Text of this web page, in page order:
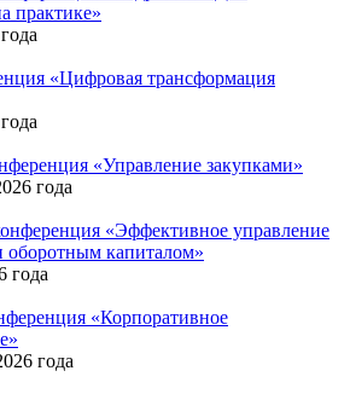
практике»
«Цифровая трансформация
«Управление закупками»
года
«Эффективное управление
оборотным капиталом»
года
«Корпоративное
года